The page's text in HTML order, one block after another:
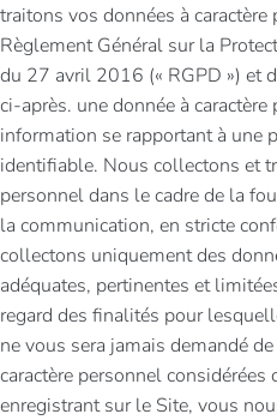
traitons vos données à
Règlement Général sur la
du 27 avril 2016 (« RGPD ») et
ci-après. une donnée à
information se rapportant à une
identifiable. Nous collectons et
personnel dans le cadre de la
la communication, en stricte
collectons uniquement des
adéquates, pertinentes et
regard des finalités pour
ne vous sera jamais demandé
caractère personnel considérées
enregistrant sur le Site, vous